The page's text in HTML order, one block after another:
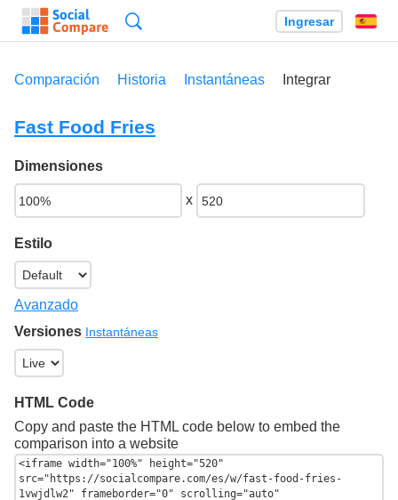
Ingresar
Comparación Historia Instantáneas Integrar
Fast Food Fries
Dimensiones
x
Estilo
Avanzado
Versiones Instantáneas
HTML Code
Copy and paste the HTML code below to embed the
comparison into a website